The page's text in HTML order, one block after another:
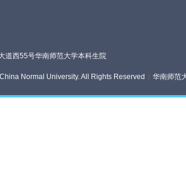
道西55号华南师范大学本科生院
Normal University. All Rights Reserved 华南师范